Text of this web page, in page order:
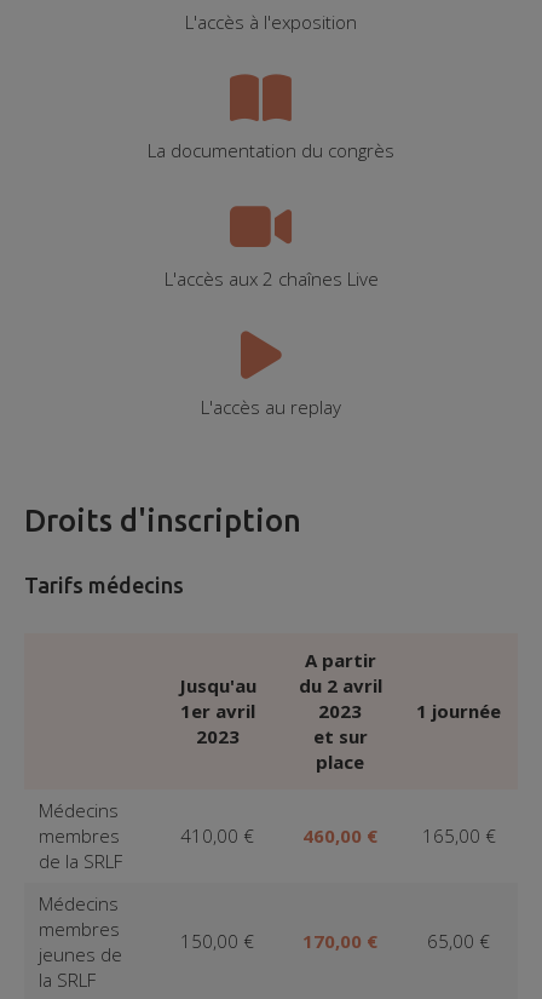
L'accès à l'exposition
La documentation du congrès
L'accès aux 2 chaînes Live
L'accès au replay
Droits d'inscription
Tarifs médecins
Jusqu'au
1er avril
2023
A partir
du 2 avril
2023
et sur
place
1 journée
Médecins
membres
de la SRLF
410,00 € 460,00 € 165,00 €
Médecins
membres
jeunes de
la SRLF
150,00 € 170,00 € 65,00 €